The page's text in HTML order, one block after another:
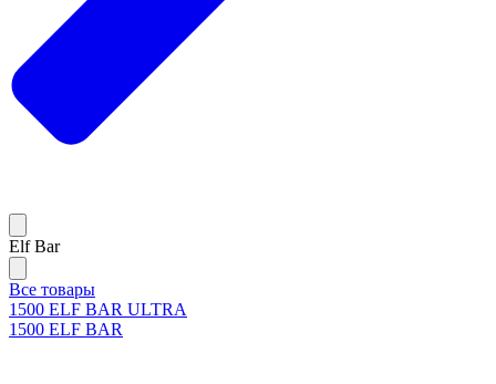
Elf Bar
Все товары
1500 ELF BAR ULTRA
1500 ELF BAR